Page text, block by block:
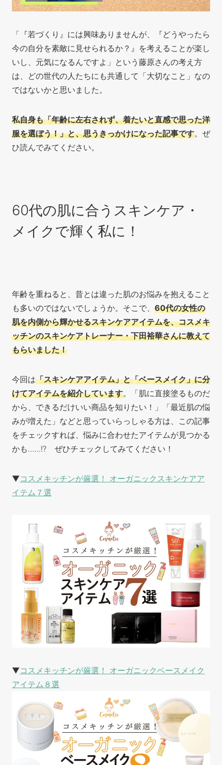
「『若づくり』には興味ありませんが、『どうやったら
今の自分を素敵に見せられるか？』を考えることが楽し
いし、元気になるんですよ」という藤原さんの考え方
は、どの世代の人たちにも共通して「大切なこと」なの
ではないかと思いました。
私自身も「年齢に左右されず、着たいと直感で思った洋
服を選ぼう！」と、思うきっかけになった記事です。ぜ
ひ読んでみてください。
60代の肌に合うスキンケア・
メイクで輝く私に！
年齢を重ねると、昔とは違った肌のお悩みを抱えること
も多いのではないでしょうか。そこで、 60代の女性の
肌を内側から輝かせるスキンケアアイテムを、コスメキ
ッチンのスキンケアトレーナー・下田裕華さんに教えて
もらいました！
今回は「スキンケアアイテム」と「ベースメイク」に分
けてアイテムを紹介しています。「肌に直接塗るものだ
から、できるだけいい商品を知りたい！」「最近肌の悩
みが増えた」などと思っていらっしゃる方は、この記事
をチェックすれば、悩みに合わせたアイテムが見つかる
かも……!? ぜひチェックしてみてください！
▼コスメキッチンが厳選！ オーガニックスキンケアア
イテム７選
▼コスメキッチンが厳選！ オーガニックベースメイク
アイテム８選